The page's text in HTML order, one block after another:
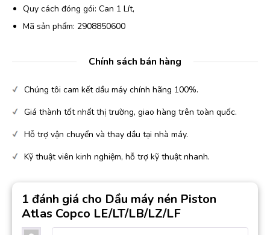
Quy cách đóng gói: Can 1 Lít,
Mã sản phẩm: 2908850600
Chính sách bán hàng
Chúng tôi cam kết dầu máy chính hãng 100%.
Giá thành tốt nhất thị trường, giao hàng trên toàn quốc.
Hỗ trợ vận chuyển và thay dầu tại nhà máy.
Kỹ thuật viên kinh nghiệm, hỗ trợ kỹ thuật nhanh.
1 đánh giá cho Dầu máy nén Piston
Atlas Copco LE/LT/LB/LZ/LF